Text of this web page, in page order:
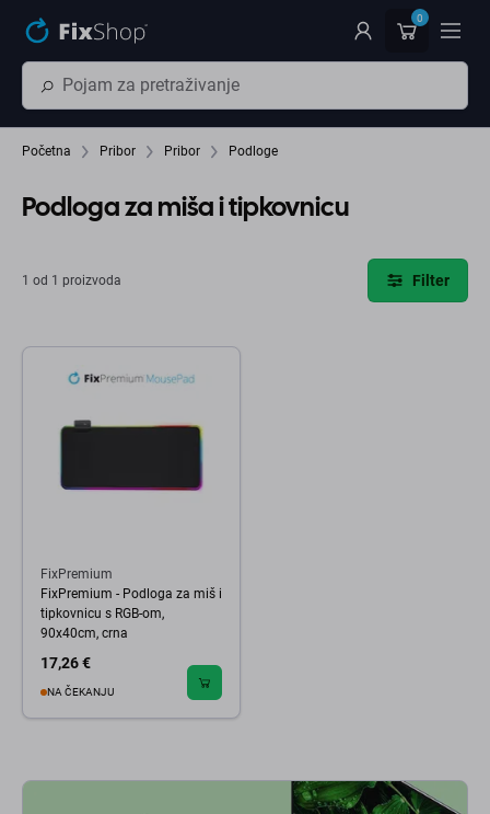
0
Početna Pribor Pribor Podloge
Podloga za miša i tipkovnicu
1 od 1 proizvoda Filter
FixPremium
FixPremium - Podloga za miš i
tipkovnicu s RGB-om,
90x40cm, crna
17,26 €
NA ČEKANJU